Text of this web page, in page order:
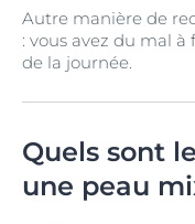
Autre manière de
: vous avez du mal
de la journée.
Quels sont
une peau